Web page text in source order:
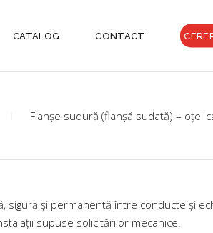
CATALOG CONTACT
Flanșe sudură (flanșă sudată) – oțel
și permanentă între conducte și
supuse solicitărilor mecanice.